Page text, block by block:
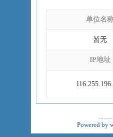
单位名
暂无
IP地址
Powered by